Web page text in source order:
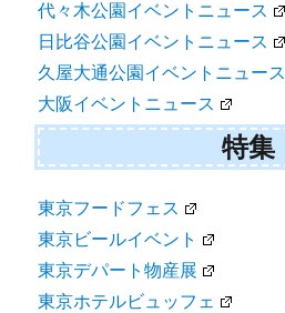
代々木公園イベントニュース
日比谷公園イベントニュース
久屋大通公園イベントニュース
大阪イベントニュース
特集
東京フードフェス
東京ビールイベント
東京デパート物産展
東京ホテルビュッフェ